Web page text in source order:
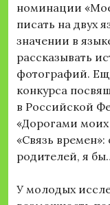
номинации
писать на двух
значении в
рассказывать
фотографий.
конкурса
в Российской
«Дорогами
«Связь времен»:
родителей, я
У молодых